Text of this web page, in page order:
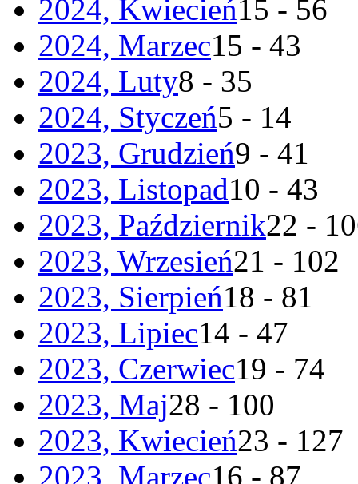
2024, Kwiecień15 - 56
2024, Marzec15 - 43
2024, Luty8 - 35
2024, Styczeń5 - 14
2023, Grudzień9 - 41
2023, Listopad10 - 43
2023, Październik22 -
2023, Wrzesień21 - 102
2023, Sierpień18 - 81
2023, Lipiec14 - 47
2023, Czerwiec19 - 74
2023, Maj28 - 100
2023, Kwiecień23 - 127
2023, Marzec16 - 87